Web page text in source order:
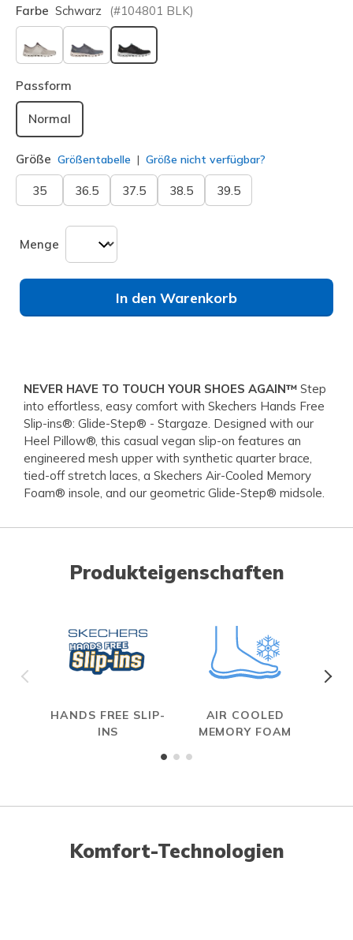
Farbe Schwarz (#104801 BLK)
ausgewählt
Passform
Normal
Größe Größentabelle Größe nicht verfügbar?
35 36.5 37.5 38.5 39.5
Menge
In den Warenkorb
NEVER HAVE TO TOUCH YOUR SHOES AGAIN™ Step
into effortless, easy comfort with Skechers Hands Free
Slip-ins®: Glide-Step® - Stargaze. Designed with our
Heel Pillow®, this casual vegan slip-on features an
engineered mesh upper with synthetic quarter brace,
tied-off stretch laces, a Skechers Air-Cooled Memory
Foam® insole, and our geometric Glide-Step® midsole.
Produkteigenschaften
HANDS FREE SLIP-
INS
AIR COOLED
MEMORY FOAM
Komfort-Technologien